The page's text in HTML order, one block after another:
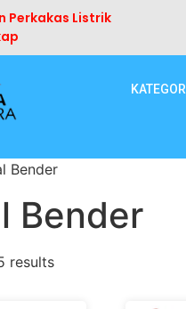
Perkakas Listrik
KATEGORI
Bender
Bender
results